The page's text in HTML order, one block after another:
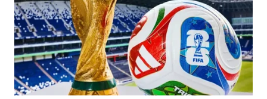
WAHANA
ADVOKAT
WAHANA
INFRASTRUKTUR
WAHANA